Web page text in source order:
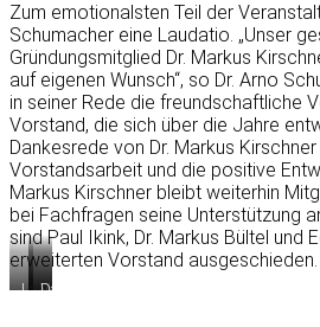
WAS(rechts)
und
der
stv.
Vorsitzende
Kersten
Büter
(links)
Thomas
Nerlinger
Zum emotionalsten Teil der
Schumacher eine Laudatio. „Unser
Gründungsmitglied Dr. Markus
auf eigenen Wunsch“, so Dr. Arno
in seiner Rede die freundschaftliche
Vorstand, die sich über die Jahre
Dankesrede von Dr. Markus
Vorstandsarbeit und die positive
Markus Kirschner bleibt weiterhin
bei Fachfragen seine Unterstützung
sind Paul Ikink, Dr. Markus Bültel und
erweiterten Vorstand ausgeschieden.
Laudatio
Verabschiedung
Dankesrede